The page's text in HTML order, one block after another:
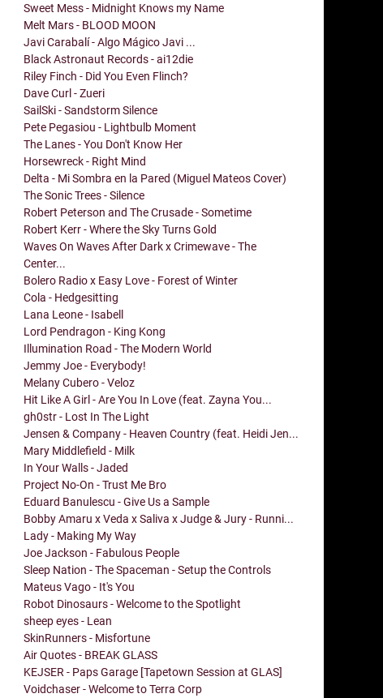
Sweet Mess - Midnight Knows my Name
Melt Mars - BLOOD MOON
Javi Carabalí - Algo Mágico Javi ...
Black Astronaut Records - ai12die
Riley Finch - Did You Even Flinch?
Dave Curl - Zueri
SailSki - Sandstorm Silence
Pete Pegasiou - Lightbulb Moment
The Lanes - You Don't Know Her
Horsewreck - Right Mind
Delta - Mi Sombra en la Pared (Miguel Mateos Cover)
The Sonic Trees - Silence
Robert Peterson and The Crusade - Sometime
Robert Kerr - Where the Sky Turns Gold
Waves On Waves After Dark x Crimewave - The
Center...
Bolero Radio x Easy Love - Forest of Winter
Cola - Hedgesitting
Lana Leone - Isabell
Lord Pendragon - King Kong
Illumination Road - The Modern World
Jemmy Joe - Everybody!
Melany Cubero - Veloz
Hit Like A Girl - Are You In Love (feat. Zayna You...
gh0str - Lost In The Light
Jensen & Company - Heaven Country (feat. Heidi Jen...
Mary Middlefield - Milk
In Your Walls - Jaded
Project No-On - Trust Me Bro
Eduard Banulescu - Give Us a Sample
Bobby Amaru x Veda x Saliva x Judge & Jury - Runni...
Lady - Making My Way
Joe Jackson - Fabulous People
Sleep Nation - The Spaceman - Setup the Controls
Mateus Vago - It's You
Robot Dinosaurs - Welcome to the Spotlight
sheep eyes - Lean
SkinRunners - Misfortune
Air Quotes - BREAK GLASS
KEJSER - Paps Garage [Tapetown Session at GLAS]
Voidchaser - Welcome to Terra Corp